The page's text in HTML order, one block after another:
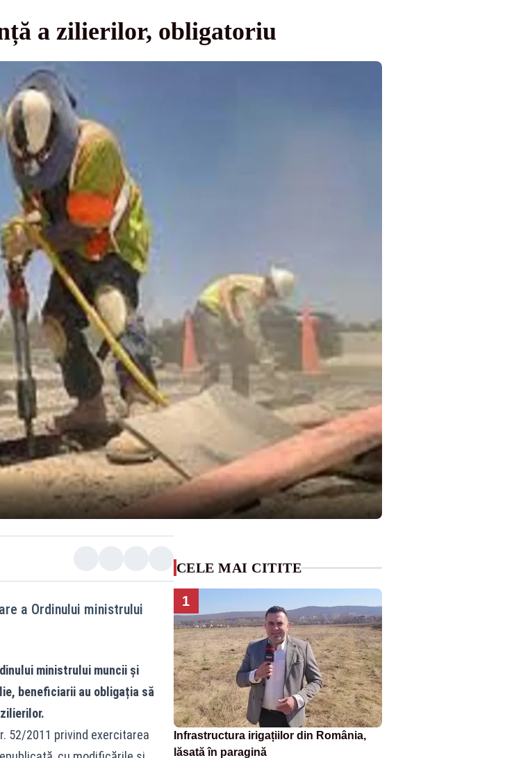
a zilierilor, obligatoriu
a Ordinului ministrului
ministrului muncii și
beneficiarii au obligația să
52/2011 privind exercitarea
CELE MAI CITITE
1
Infrastructura irigațiilor din România,
lăsată în paragină